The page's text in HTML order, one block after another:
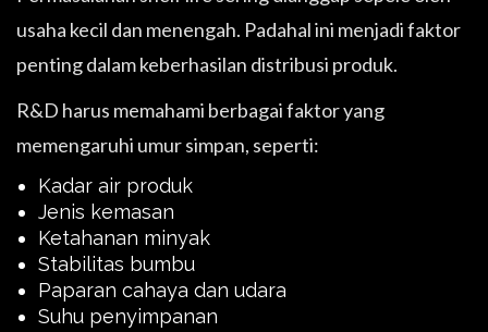
usaha kecil dan menengah. Padahal ini menjadi faktor
penting dalam keberhasilan distribusi produk.
R&D harus memahami berbagai faktor yang
memengaruhi umur simpan, seperti:
Kadar air produk
Jenis kemasan
Ketahanan minyak
Stabilitas bumbu
Paparan cahaya dan udara
Suhu penyimpanan